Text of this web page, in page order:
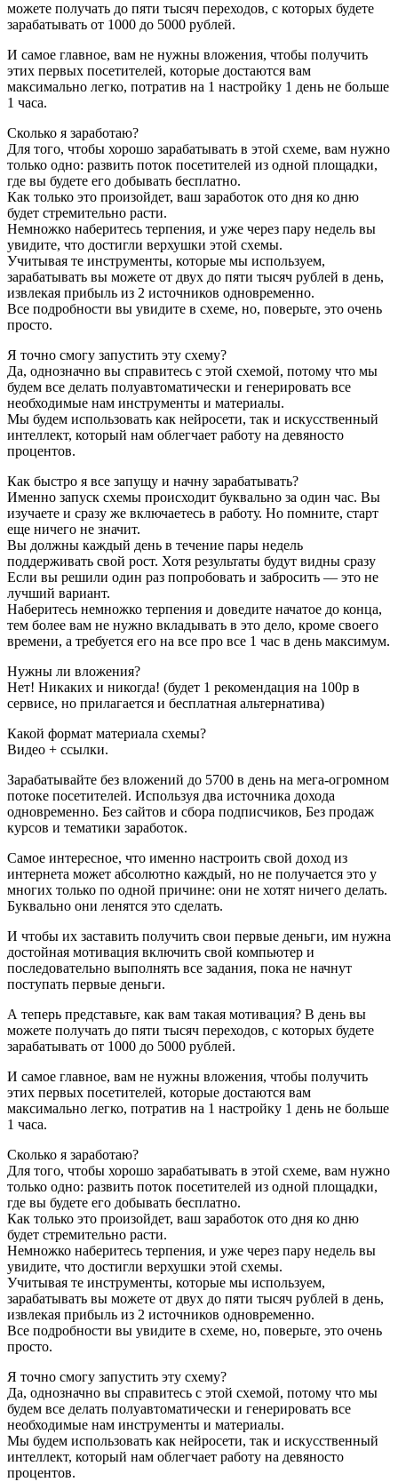
можете получать до пяти тысяч переходов, с которых будете
зарабатывать от 1000 до 5000 рублей.
И самое главное, вам не нужны вложения, чтобы получить
этих первых посетителей, которые достаются вам
максимально легко, потратив на 1 настройку 1 день не больше
1 часа.
Сколько я заработаю?
Для того, чтобы хорошо зарабатывать в этой схеме, вам нужно
только одно: развить поток посетителей из одной площадки,
где вы будете его добывать бесплатно.
Как только это произойдет, ваш заработок ото дня ко дню
будет стремительно расти.
Немножко наберитесь терпения, и уже через пару недель вы
увидите, что достигли верхушки этой схемы.
Учитывая те инструменты, которые мы используем,
зарабатывать вы можете от двух до пяти тысяч рублей в день,
извлекая прибыль из 2 источников одновременно.
Все подробности вы увидите в схеме, но, поверьте, это очень
просто.
Я точно смогу запустить эту схему?
Да, однозначно вы справитесь с этой схемой, потому что мы
будем все делать полуавтоматически и генерировать все
необходимые нам инструменты и материалы.
Мы будем использовать как нейросети, так и искусственный
интеллект, который нам облегчает работу на девяносто
процентов.
Как быстро я все запущу и начну зарабатывать?
Именно запуск схемы происходит буквально за один час. Вы
изучаете и сразу же включаетесь в работу. Но помните, старт
еще ничего не значит.
Вы должны каждый день в течение пары недель
поддерживать свой рост. Хотя результаты будут видны сразу
Если вы решили один раз попробовать и забросить — это не
лучший вариант.
Наберитесь немножко терпения и доведите начатое до конца,
тем более вам не нужно вкладывать в это дело, кроме своего
времени, а требуется его на все про все 1 час в день максимум.
Нужны ли вложения?
Нет! Никаких и никогда! (будет 1 рекомендация на 100р в
сервисе, но прилагается и бесплатная альтернатива)
Какой формат материала схемы?
Видео + ссылки.
Зарабатывайте без вложений до 5700 в день на мега-огромном
потоке посетителей. Используя два источника дохода
одновременно. Без сайтов и сбора подписчиков, Без продаж
курсов и тематики заработок.
Самое интересное, что именно настроить свой доход из
интернета может абсолютно каждый, но не получается это у
многих только по одной причине: они не хотят ничего делать.
Буквально они ленятся это сделать.
И чтобы их заставить получить свои первые деньги, им нужна
достойная мотивация включить свой компьютер и
последовательно выполнять все задания, пока не начнут
поступать первые деньги.
А теперь представьте, как вам такая мотивация? В день вы
можете получать до пяти тысяч переходов, с которых будете
зарабатывать от 1000 до 5000 рублей.
И самое главное, вам не нужны вложения, чтобы получить
этих первых посетителей, которые достаются вам
максимально легко, потратив на 1 настройку 1 день не больше
1 часа.
Сколько я заработаю?
Для того, чтобы хорошо зарабатывать в этой схеме, вам нужно
только одно: развить поток посетителей из одной площадки,
где вы будете его добывать бесплатно.
Как только это произойдет, ваш заработок ото дня ко дню
будет стремительно расти.
Немножко наберитесь терпения, и уже через пару недель вы
увидите, что достигли верхушки этой схемы.
Учитывая те инструменты, которые мы используем,
зарабатывать вы можете от двух до пяти тысяч рублей в день,
извлекая прибыль из 2 источников одновременно.
Все подробности вы увидите в схеме, но, поверьте, это очень
просто.
Я точно смогу запустить эту схему?
Да, однозначно вы справитесь с этой схемой, потому что мы
будем все делать полуавтоматически и генерировать все
необходимые нам инструменты и материалы.
Мы будем использовать как нейросети, так и искусственный
интеллект, который нам облегчает работу на девяносто
процентов.